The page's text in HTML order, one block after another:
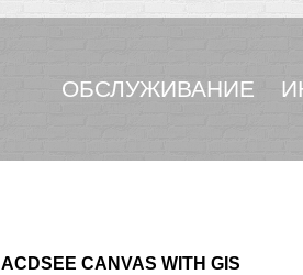
ОБСЛУЖИВАНИЕ
ACDSEE CANVAS WITH GIS